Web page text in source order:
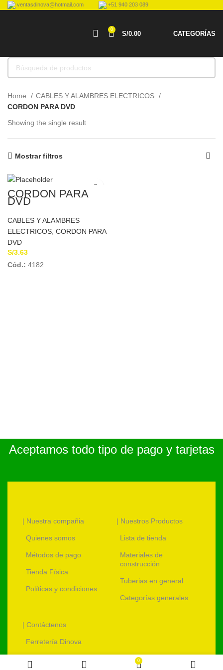
ventasdinova@hotmail.com +51 940 203 089
0
S/0.00 CATEGORÍAS
Home
CABLES Y ALAMBRES ELECTRICOS
CORDON PARA DVD
Showing the single result
Mostrar filtros
CORDON PARA
DVD
CABLES Y ALAMBRES
ELECTRICOS, CORDON PARA
DVD
S/3.63
Cód.: 4182
Aceptamos todo tipo de pago y tarjetas
| Nuestra compañia
Quienes somos
Métodos de pago
Tienda Física
Políticas y condiciones
| Nuestros Productos
Lista de tienda
Materiales de
construcción
Tuberias en general
Categorías generales
| Contáctenos
Ferretería Dinova
0